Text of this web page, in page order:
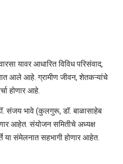
यावर आधारित विविध परिसंवाद,
आले आहे. ग्रामीण जीवन, शेतकऱ्यांचे
होणार आहे.
संजय भावे (कुलगुरू, डॉ. बाळासाहेब
आहेत. संयोजन समितीचे अध्यक्ष
या संमेलनात सहभागी होणार आहेत.